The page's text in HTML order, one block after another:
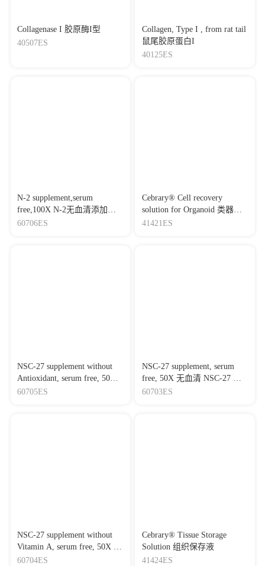
Collagenase I 胶原酶I型
40507ES
Collagen, Type I , from rat tail
鼠尾胶原蛋白I
40125ES
N-2 supplement,serum
free,100X N-2无血清添加
剂,100X
60706ES
Cebrary® Cell recovery
solution for Organoid 类器官
回收液
41421ES
NSC-27 supplement without
Antioxidant, serum free, 50X
无血清 NSC-27 添加剂,无抗
60705ES
NSC-27 supplement, serum
free, 50X 无血清 NSC-27 添
加剂，等同于B-27
60703ES
NSC-27 supplement without
Vitamin A, serum free, 50X 无
血清 NSC-27 添加剂,去除维
60704ES
Cebrary® Tissue Storage
Solution 组织保存液
41424ES